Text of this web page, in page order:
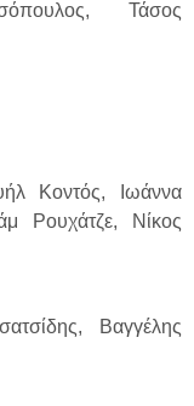
Τάσος
Κοντός, Ιωάννα
Ρουχάτζε, Νίκος
Βαγγέλης